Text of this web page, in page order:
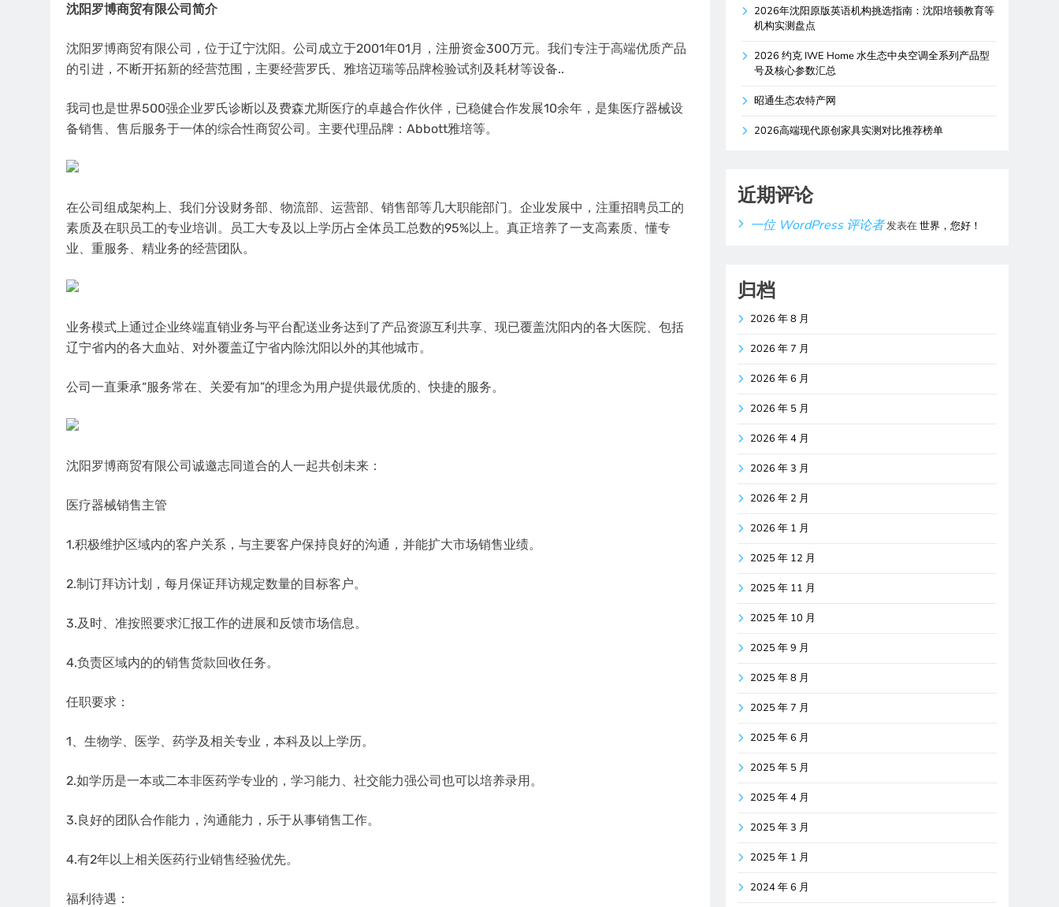
沈阳罗博商贸有限公司简介
沈阳罗博商贸有限公司，位于辽宁沈阳。公司成立于2001年01月，注册资金300万元。我们专注于高端优质产品
的引进，不断开拓新的经营范围，主要经营罗氏、雅培迈瑞等品牌检验试剂及耗材等设备..
我司也是世界500强企业罗氏诊断以及费森尤斯医疗的卓越合作伙伴，已稳健合作发展10余年，是集医疗器械设
备销售、售后服务于一体的综合性商贸公司。主要代理品牌：Abbott雅培等。
在公司组成架构上、我们分设财务部、物流部、运营部、销售部等几大职能部门。企业发展中，注重招聘员工的
素质及在职员工的专业培训。员工大专及以上学历占全体员工总数的95%以上。真正培养了一支高素质、懂专
业、重服务、精业务的经营团队。
业务模式上通过企业终端直销业务与平台配送业务达到了产品资源互利共享、现已覆盖沈阳内的各大医院、包括
辽宁省内的各大血站、对外覆盖辽宁省内除沈阳以外的其他城市。
公司一直秉承“服务常在、关爱有加”的理念为用户提供最优质的、快捷的服务。
沈阳罗博商贸有限公司诚邀志同道合的人一起共创未来：
医疗器械销售主管
1.积极维护区域内的客户关系，与主要客户保持良好的沟通，并能扩大市场销售业绩。
2.制订拜访计划，每月保证拜访规定数量的目标客户。
3.及时、准按照要求汇报工作的进展和反馈市场信息。
4.负责区域内的的销售货款回收任务。
任职要求：
1、生物学、医学、药学及相关专业，本科及以上学历。
2.如学历是一本或二本非医药学专业的，学习能力、社交能力强公司也可以培养录用。
3.良好的团队合作能力，沟通能力，乐于从事销售工作。
4.有2年以上相关医药行业销售经验优先。
福利待遇：
2026年沈阳原版英语机构挑选指南：沈阳培顿教育等
机构实测盘点
2026 约克 IWE Home 水生态中央空调全系列产品型
号及核心参数汇总
昭通生态农特产网
2026高端现代原创家具实测对比推荐榜单
近期评论
一位 WordPress 评论者发表在世界，您好！
归档
2026 年 8 月
2026 年 7 月
2026 年 6 月
2026 年 5 月
2026 年 4 月
2026 年 3 月
2026 年 2 月
2026 年 1 月
2025 年 12 月
2025 年 11 月
2025 年 10 月
2025 年 9 月
2025 年 8 月
2025 年 7 月
2025 年 6 月
2025 年 5 月
2025 年 4 月
2025 年 3 月
2025 年 1 月
2024 年 6 月